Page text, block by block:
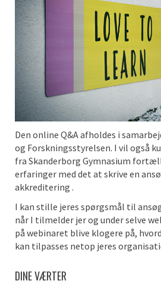
Den online Q&A afholdes i
og Forskningsstyrelsen. I vil også
fra Skanderborg Gymnasium
erfaringer med det at skrive en
akkreditering .
I kan stille jeres spørgsmål til
når I tilmelder jer og under selve
på webinaret blive klogere på,
kan tilpasses netop jeres
DINE VÆRTER